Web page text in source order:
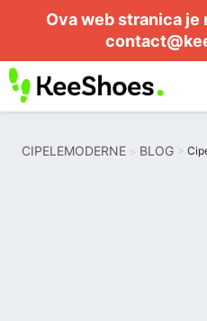
Ova web stranica je
CIPELEMODERNE BLOG